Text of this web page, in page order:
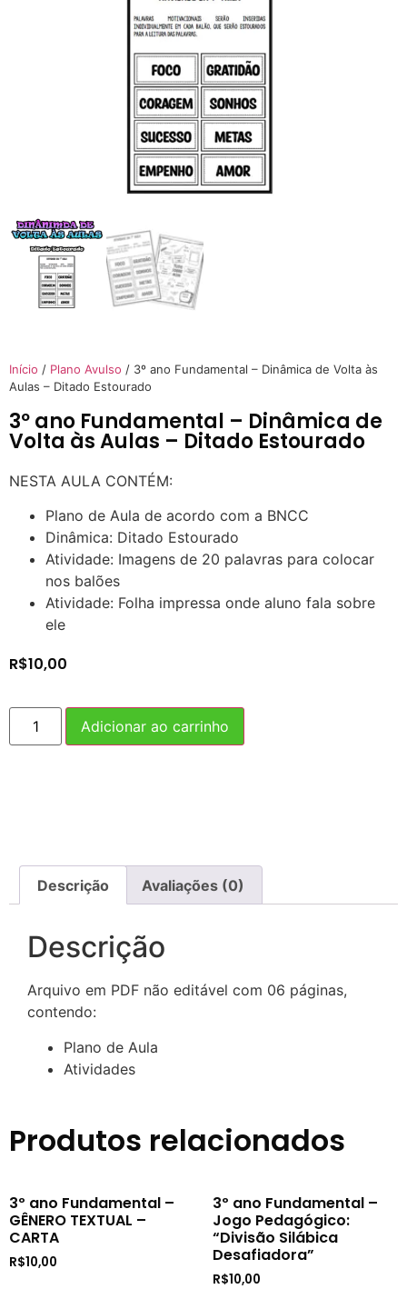
Início / Plano Avulso / 3º ano Fundamental – Dinâmica de Volta às
Aulas – Ditado Estourado
3º ano Fundamental – Dinâmica de
Volta às Aulas – Ditado Estourado
NESTA AULA CONTÉM:
Plano de Aula de acordo com a BNCC
Dinâmica: Ditado Estourado
Atividade: Imagens de 20 palavras para colocar
nos balões
Atividade: Folha impressa onde aluno fala sobre
ele
R$10,00
Adicionar ao carrinho
Descrição Avaliações (0)
Descrição
Arquivo em PDF não editável com 06 páginas,
contendo:
Plano de Aula
Atividades
Produtos relacionados
3º ano Fundamental –
GÊNERO TEXTUAL –
CARTA
R$10,00
3º ano Fundamental –
Jogo Pedagógico:
“Divisão Silábica
Desafiadora”
R$10,00